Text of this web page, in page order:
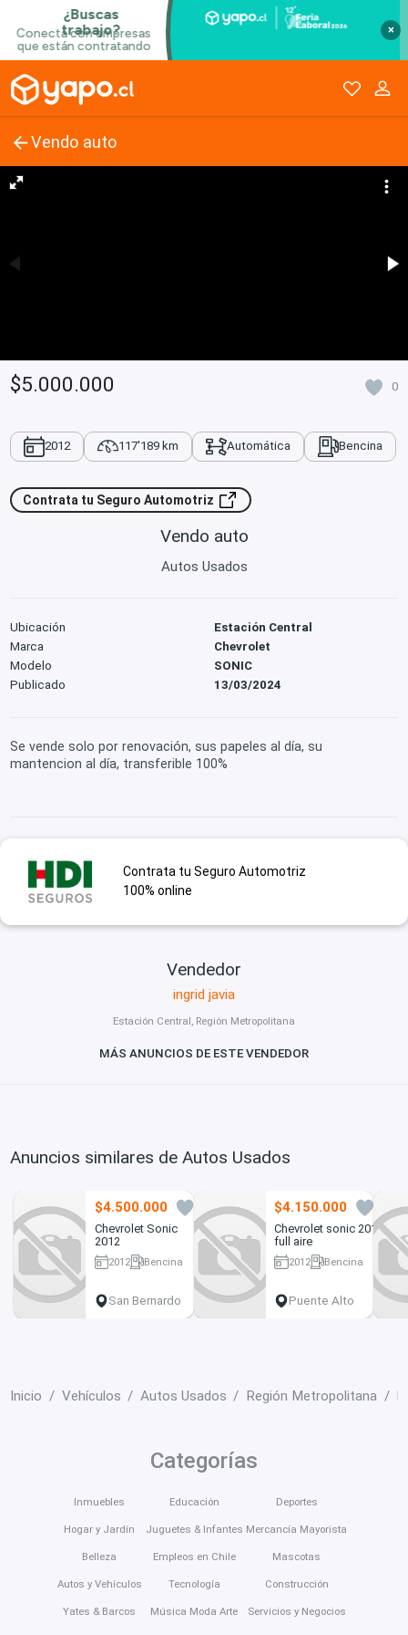
×
Vendo auto
$5.000.000 0
2012 117'189 km Automática Bencina
Contrata tu Seguro Automotriz
Vendo auto
Autos Usados
Ubicación
Estación Central
Marca
Chevrolet
Modelo
SONIC
Publicado
13/03/2024
Se vende solo por renovación, sus papeles al día, su
mantencion al día, transferible 100%
Contrata tu Seguro Automotriz
100% online
Vendedor
ingrid javia
Estación Central, Región Metropolitana
MÁS ANUNCIOS DE ESTE VENDEDOR
Anuncios similares de Autos Usados
$4.500.000
Chevrolet Sonic
2012
2012
Bencina
San Bernardo
$4.150.000
Chevrolet sonic 2012
full aire
2012
Bencina
Puente Alto
Inicio Vehículos Autos Usados Región Metropolitana
Categorías
Inmuebles
Hogar y Jardín
Belleza
Autos y Vehículos
Yates & Barcos
Educación
Juguetes & Infantes
Empleos en Chile
Tecnología
Música Moda Arte
Deportes
Mercancía Mayorista
Mascotas
Construcción
Servicios y Negocios